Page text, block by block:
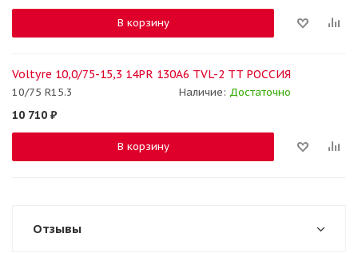
В корзину
Voltyre 10,0/75-15,3 14PR 130A6 TVL-2 TT РОССИЯ
10/75 R15.3 Наличие: Достаточно
10 710 ₽
В корзину
Отзывы